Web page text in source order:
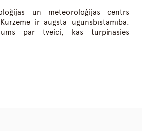
un meteoroloģijas centrs
ir augsta ugunsbīstamība.
par tveici, kas turpināsies